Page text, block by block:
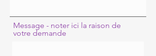
Message - noter ici la raison de
votre demande